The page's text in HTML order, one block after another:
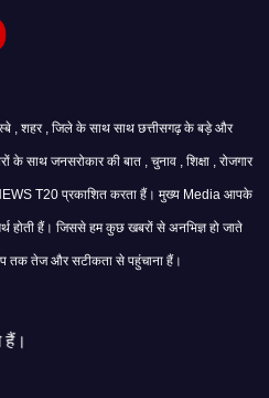
, शहर , जिले के साथ साथ छत्तीसगढ़ के बड़े और
के साथ जनसरोकार की बात , चुनाव , शिक्षा , रोजगार
T20 प्रकाशित करता हैं। मुख्य Media आपके
होती हैं। जिससे हम कुछ खबरों से अनभिज्ञ हो जाते
तक तेज और सटीकता से पहुंचाना हैं।